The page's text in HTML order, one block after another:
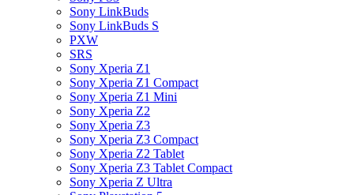
Sony LinkBuds
Sony LinkBuds S
PXW
SRS
Sony Xperia Z1
Sony Xperia Z1 Compact
Sony Xperia Z1 Mini
Sony Xperia Z2
Sony Xperia Z3
Sony Xperia Z3 Compact
Sony Xperia Z2 Tablet
Sony Xperia Z3 Tablet Compact
Sony Xperia Z Ultra